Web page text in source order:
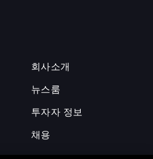
회사소개
뉴스룸
투자자 정보
채용